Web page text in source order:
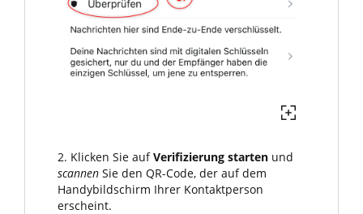
2. Klicken Sie aufVerifizierung starten und
scannen Sie den QR-Code, der auf dem
Handybildschirm Ihrer Kontaktperson
erscheint.